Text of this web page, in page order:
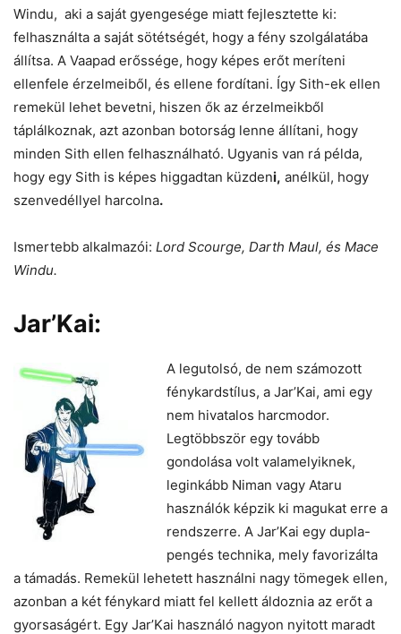
Windu, aki a saját gyengesége miatt fejlesztette ki:
felhasználta a saját sötétségét, hogy a fény szolgálatába
állítsa. A Vaapad erőssége, hogy képes erőt meríteni
ellenfele érzelmeiből, és ellene fordítani. Így Sith-ek ellen
remekül lehet bevetni, hiszen ők az érzelmeikből
táplálkoznak, azt azonban botorság lenne állítani, hogy
minden Sith ellen felhasználható. Ugyanis van rá példa,
hogy egy Sith is képes higgadtan küzdeni, anélkül, hogy
szenvedéllyel harcolna.
Ismertebb alkalmazói: Lord Scourge, Darth Maul, és Mace
Windu.
Jar’Kai:
A legutolsó, de nem számozott
fénykardstílus, a Jar’Kai, ami egy
nem hivatalos harcmodor.
Legtöbbször egy tovább
gondolása volt valamelyiknek,
leginkább Niman vagy Ataru
használók képzik ki magukat erre a
rendszerre. A Jar’Kai egy dupla-
pengés technika, mely favorizálta
a támadás. Remekül lehetett használni nagy tömegek ellen,
azonban a két fénykard miatt fel kellett áldoznia az erőt a
gyorsaságért. Egy Jar’Kai használó nagyon nyitott maradt